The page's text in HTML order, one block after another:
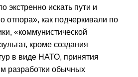
экстренно искать пути и
отпора», как подчеркивали по
«коммунистической
кроме создания
в виде НАТО, принятия
разработки обычных